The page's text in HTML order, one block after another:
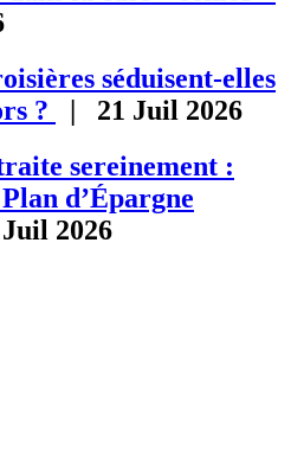
séduisent-elles
?
| 21 Juil 2026
sereinement :
d’Épargne
2026